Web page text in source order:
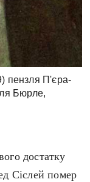
пензля П'єра-
Бюрле,
достатку
Сіслей помер